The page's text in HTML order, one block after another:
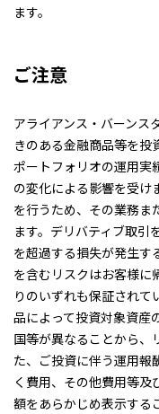
ます。
ご注意
アライアンス・バーンス
きのある金融商品等を投
ポートフォリオの運用実
の変化による影響を受け
を行うため、その業務ま
ます。デリバティブ取引
を超過する損失が発生す
を含むリスクはお客様に
りのいずれも保証され
品によって投資対象資産
国等が異なることから、
た、ご投資に伴う運用報
く費用、その他費用等及
額をあらかじめ表示する